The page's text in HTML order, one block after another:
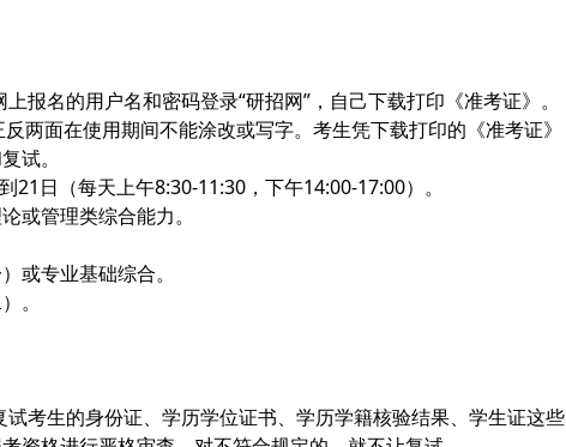
报名的用户名和密码登录“研招网”，自己下载打印《准考证》。
两面在使用期间不能涂改或写字。考生凭下载打印的《准考证》
试。
日（每天上午8:30-11:30，下午14:00-17:00）。
管理类综合能力。
专业基础综合。
。
考生的身份证、学历学位证书、学历学籍核验结果、学生证这些